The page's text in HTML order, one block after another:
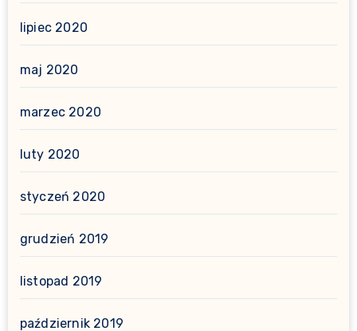
lipiec 2020
maj 2020
marzec 2020
luty 2020
styczeń 2020
grudzień 2019
listopad 2019
październik 2019